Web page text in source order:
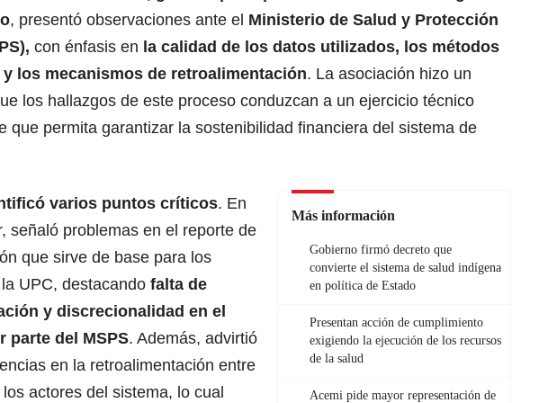
, presentó observaciones ante el Ministerio de Salud y Protección
con énfasis en la calidad de los datos utilizados, los métodos
los mecanismos de retroalimentación. La asociación hizo un
los hallazgos de este proceso conduzcan a un ejercicio técnico
que permita garantizar la sostenibilidad financiera del sistema de
Más información
Gobierno firmó decreto que
convierte el sistema de salud indígena
en política de Estado
Presentan acción de cumplimiento
exigiendo la ejecución de los recursos
de la salud
Acemi pide mayor representación de
varios puntos críticos. En
señaló problemas en el reporte de
que sirve de base para los
UPC, destacando falta de
y discrecionalidad en el
parte del MSPS. Además, advirtió
en la retroalimentación entre
los actores del sistema, lo cual